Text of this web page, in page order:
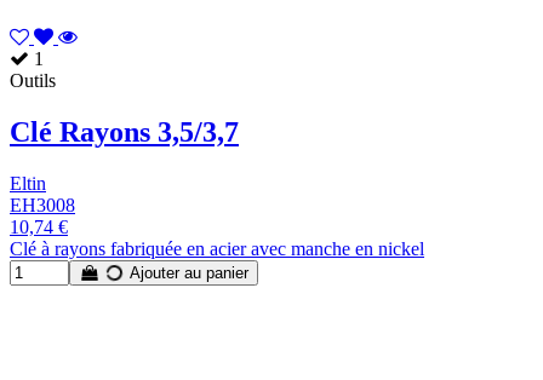
1
Outils
Clé Rayons 3,5/3,7
Eltin
EH3008
10,74 €
Clé à rayons fabriquée en acier avec manche en nickel
Ajouter au panier